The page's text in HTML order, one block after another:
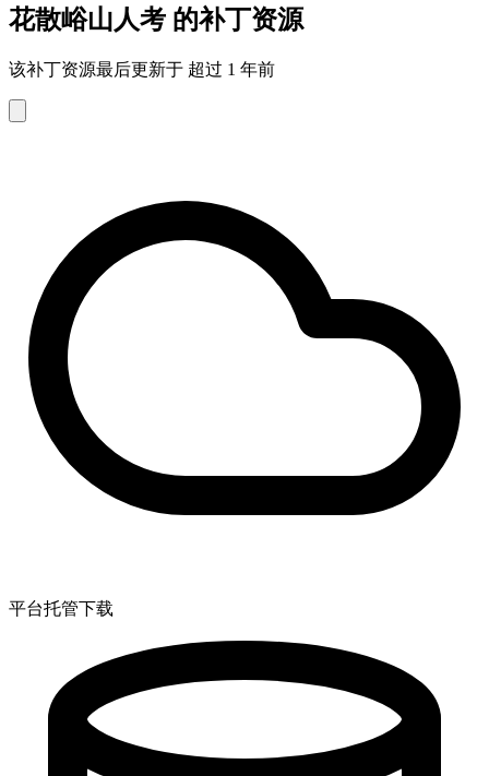
花散峪山人考 的补丁资源
该补丁资源最后更新于 超过 1 年前
平台托管下载